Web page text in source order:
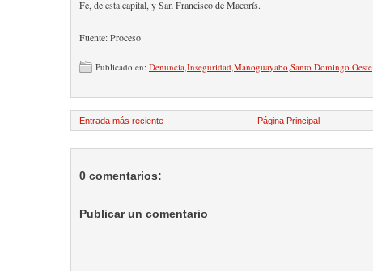
Fe, de esta capital, y San Francisco de Macorís.
Fuente: Proceso
Publicado en: Denuncia Inseguridad Manoguayabo Santo Domingo Oeste
Entrada más reciente Página Principal
0 comentarios:
Publicar un comentario